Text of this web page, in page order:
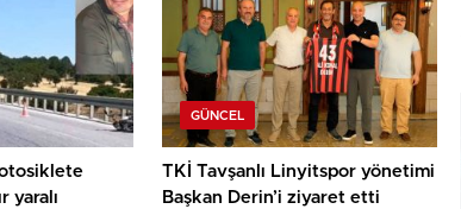
yaralı
GÜNCEL
TKİ Tavşanlı Linyitspor yönetimi
Başkan Derin’i ziyaret etti